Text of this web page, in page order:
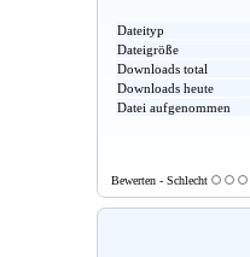
Dateityp
Dateigröße
Downloads total
Downloads heute
Datei aufgenommen
Bewerten - Schlecht